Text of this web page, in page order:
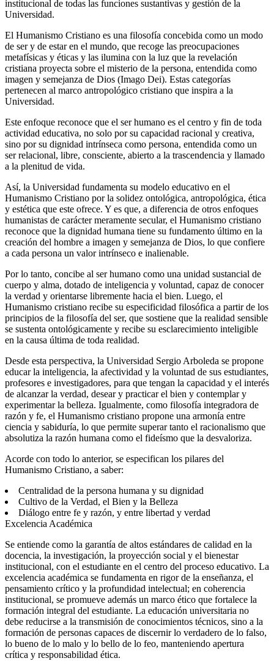
institucional de todas las funciones sustantivas y gestión de la
Universidad.
El Humanismo Cristiano es una filosofía concebida como un modo
de ser y de estar en el mundo, que recoge las preocupaciones
metafísicas y éticas y las ilumina con la luz que la revelación
cristiana proyecta sobre el misterio de la persona, entendida como
imagen y semejanza de Dios (Imago Dei). Estas categorías
pertenecen al marco antropológico cristiano que inspira a la
Universidad.
Este enfoque reconoce que el ser humano es el centro y fin de toda
actividad educativa, no solo por su capacidad racional y creativa,
sino por su dignidad intrínseca como persona, entendida como un
ser relacional, libre, consciente, abierto a la trascendencia y llamado
a la plenitud de vida.
Así, la Universidad fundamenta su modelo educativo en el
Humanismo Cristiano por la solidez ontológica, antropológica, ética
y estética que este ofrece. Y es que, a diferencia de otros enfoques
humanistas de carácter meramente secular, el Humanismo cristiano
reconoce que la dignidad humana tiene su fundamento último en la
creación del hombre a imagen y semejanza de Dios, lo que confiere
a cada persona un valor intrínseco e inalienable.
Por lo tanto, concibe al ser humano como una unidad sustancial de
cuerpo y alma, dotado de inteligencia y voluntad, capaz de conocer
la verdad y orientarse libremente hacia el bien. Luego, el
Humanismo cristiano recibe su especificidad filosófica a partir de los
principios de la filosofía del ser, que sostiene que la realidad sensible
se sustenta ontológicamente y recibe su esclarecimiento inteligible
en la causa última de toda realidad.
Desde esta perspectiva, la Universidad Sergio Arboleda se propone
educar la inteligencia, la afectividad y la voluntad de sus estudiantes,
profesores e investigadores, para que tengan la capacidad y el interés
de alcanzar la verdad, desear y practicar el bien y contemplar y
experimentar la belleza. Igualmente, como filosofía integradora de
razón y fe, el Humanismo cristiano propone una armonía entre
ciencia y sabiduría, lo que permite superar tanto el racionalismo que
absolutiza la razón humana como el fideísmo que la desvaloriza.
Acorde con todo lo anterior, se especifican los pilares del
Humanismo Cristiano, a saber:
Centralidad de la persona humana y su dignidad
Cultivo de la Verdad, el Bien y la Belleza
Diálogo entre fe y razón, y entre libertad y verdad
Excelencia Académica
Se entiende como la garantía de altos estándares de calidad en la
docencia, la investigación, la proyección social y el bienestar
institucional, con el estudiante en el centro del proceso educativo. La
excelencia académica se fundamenta en rigor de la enseñanza, el
pensamiento crítico y la profundidad intelectual; en coherencia
institucional, se promueve además un marco ético que fortalece la
formación integral del estudiante. La educación universitaria no
debe reducirse a la transmisión de conocimientos técnicos, sino a la
formación de personas capaces de discernir lo verdadero de lo falso,
lo bueno de lo malo y lo bello de lo feo, manteniendo apertura
crítica y responsabilidad ética.